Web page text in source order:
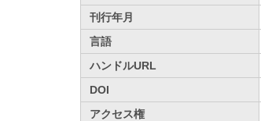
刊行年月
言語
ハンドルURL
DOI
アクセス権